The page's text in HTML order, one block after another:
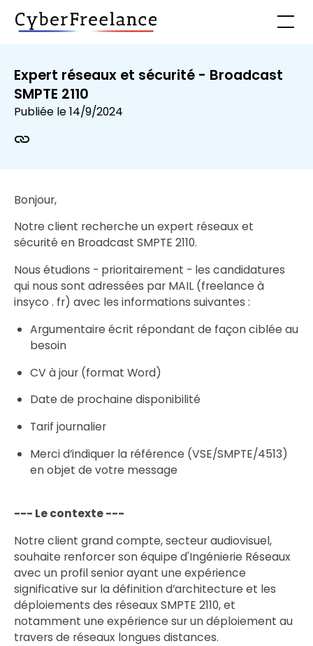
Expert réseaux et sécurité - Broadcast
SMPTE 2110
Publiée le14/9/2024
Bonjour,
Notre client recherche un expert réseaux et
sécurité en Broadcast SMPTE 2110.
Nous étudions - prioritairement - les candidatures
qui nous sont adressées par MAIL (freelance à
insyco . fr) avec les informations suivantes :
Argumentaire écrit répondant de façon ciblée au
besoin
CV à jour (format Word)
Date de prochaine disponibilité
Tarif journalier
Merci d’indiquer la référence (VSE/SMPTE/4513)
en objet de votre message
--- Le contexte ---
Notre client grand compte, secteur audiovisuel,
souhaite renforcer son équipe d'Ingénierie Réseaux
avec un profil senior ayant une expérience
significative sur la définition d’architecture et les
déploiements des réseaux SMPTE 2110, et
notamment une expérience sur un déploiement au
travers de réseaux longues distances.